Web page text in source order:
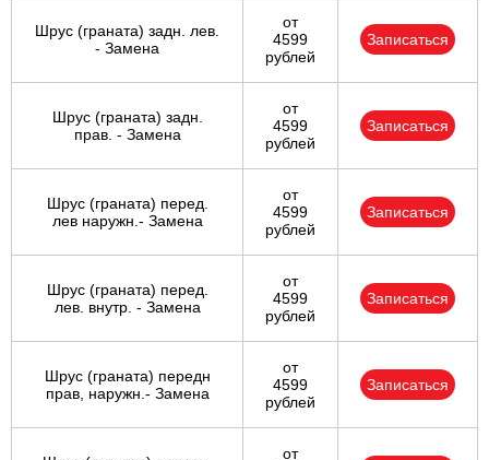
Шрус (граната) задн. лев.
- Замена
от
4599
рублей
Записаться
Шрус (граната) задн.
прав. - Замена
от
4599
рублей
Записаться
Шрус (граната) перед.
лев наружн.- Замена
от
4599
рублей
Записаться
Шрус (граната) перед.
лев. внутр. - Замена
от
4599
рублей
Записаться
Шрус (граната) передн
прав, наружн.- Замена
от
4599
рублей
Записаться
от